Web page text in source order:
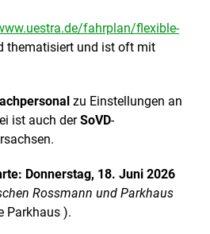
fahrplan/flexible-
thematisiert und ist oft mit
zu Einstellungen an
ist auch derSoVD-
Donnerstag, 18. Juni 2026
Rossmann und Parkhaus
Parkhaus ).